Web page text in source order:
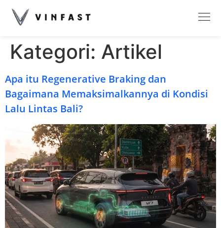
Kategori: Artikel
Apa itu Regenerative Braking dan
Bagaimana Memaksimalkannya di Kondisi
Lalu Lintas Bali?